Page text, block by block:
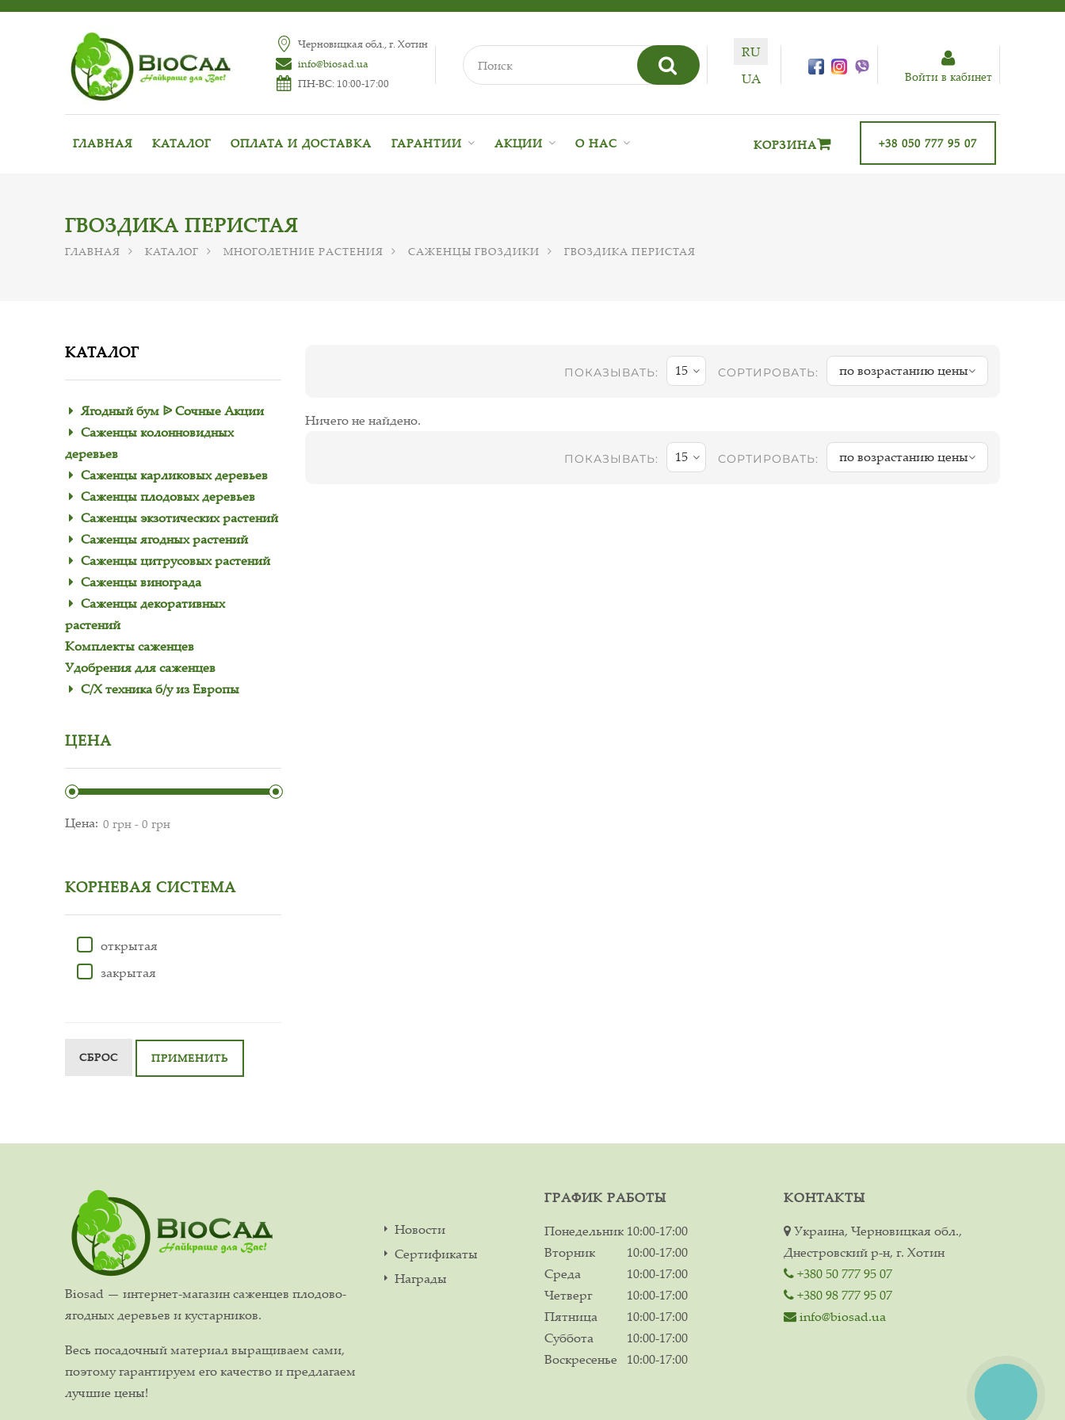
Черновицкая обл., г. Хотин
info@biosad.ua
ПН-ВС: 10:00-17:00
RU
UA
Войти в кабинет
ГЛАВНАЯ КАТАЛОГ ОПЛАТА И ДОСТАВКА ГАРАНТИИ АКЦИИ О НАС +38 050 777 95 07
КОРЗИНА
ГВОЗДИКА ПЕРИСТАЯ
ГЛАВНАЯ КАТАЛОГ МНОГОЛЕТНИЕ РАСТЕНИЯ САЖЕНЦЫ ГВОЗДИКИ ГВОЗДИКА ПЕРИСТАЯ
КАТАЛОГ
Ягодный бум ᐉ Сочные Акции
Саженцы колонновидных
деревьев
Саженцы карликовых деревьев
Саженцы плодовых деревьев
Саженцы экзотических растений
Саженцы ягодных растений
Саженцы цитрусовых растений
Саженцы винограда
Саженцы декоративных
растений
Комплекты саженцев
Удобрения для саженцев
С/Х техника б/у из Европы
ЦЕНА
Цена:
КОРНЕВАЯ СИСТЕМА
открытая
закрытая
СБРОС ПРИМЕНИТЬ
ПОКАЗЫВАТЬ: 15 СОРТИРОВАТЬ: по возрастанию цены
Ничего не найдено.
ПОКАЗЫВАТЬ: 15 СОРТИРОВАТЬ: по возрастанию цены
Biosad — интернет-магазин саженцев плодово-
ягодных деревьев и кустарников.
Весь посадочный материал выращиваем сами,
поэтому гарантируем его качество и предлагаем
лучшие цены!
Новости
Сертификаты
Награды
ГРАФИК РАБОТЫ
Понедельник 10:00-17:00
Вторник
10:00-17:00
Среда
10:00-17:00
Четверг
10:00-17:00
Пятница
10:00-17:00
Суббота
10:00-17:00
Воскресенье
10:00-17:00
КОНТАКТЫ
Украина, Черновицкая обл.,
Днестровский р-н, г. Хотин
+380 50 777 95 07
+380 98 777 95 07
info@biosad.ua